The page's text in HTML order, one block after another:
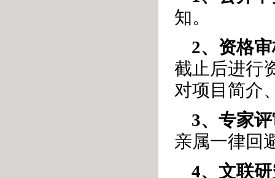
知。
2、资格
截止后进行
对项目简介
3、专家
亲属一律回
4、文联